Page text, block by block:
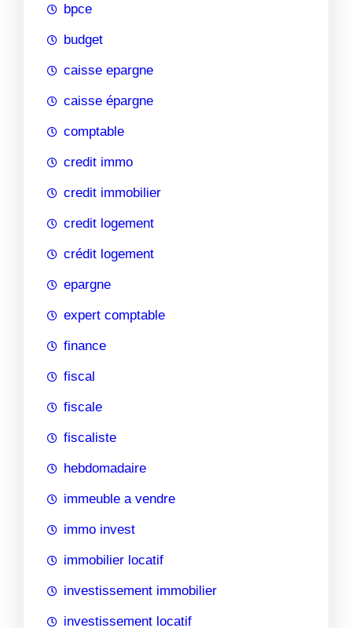
bpce
budget
caisse epargne
caisse épargne
comptable
credit immo
credit immobilier
credit logement
crédit logement
epargne
expert comptable
finance
fiscal
fiscale
fiscaliste
hebdomadaire
immeuble a vendre
immo invest
immobilier locatif
investissement immobilier
investissement locatif